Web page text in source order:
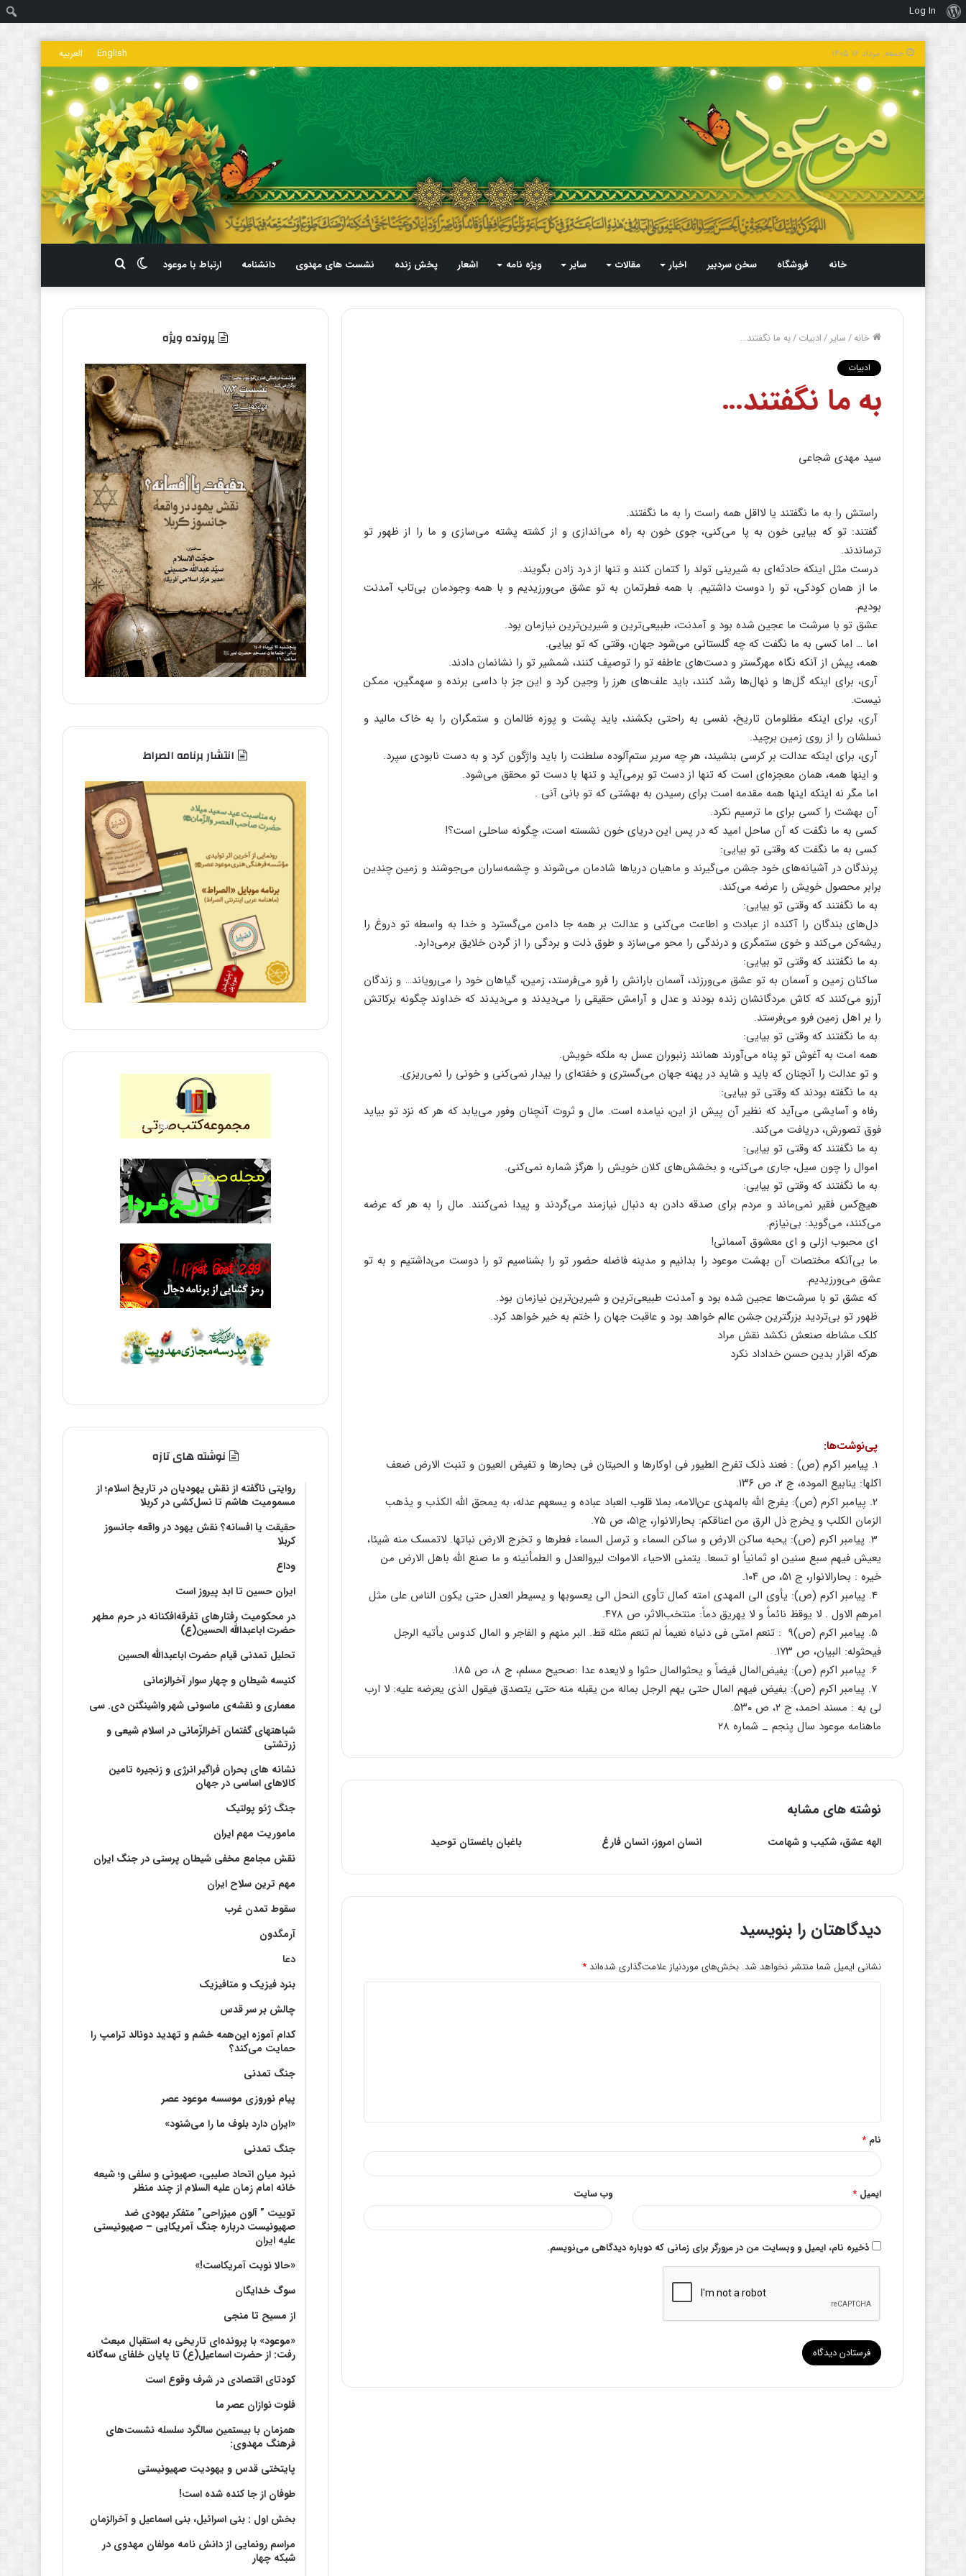
درباره
وردپرس
Log In
جمعه, مرداد ۱۶ ۱۴۰۵ English العربیه
خانه فروشگاه سخن سردبیر اخبار مقالات سایر ویژه نامه اشعار پخش زنده نشست های مهدوی دانشنامه ارتباط با موعود
برای
تغییر
پوسته
خانه/سایر /ادبیات/به‌ ما نگفتند…
ادبیات
به‌ ما نگفتند…
سید مهدی‌ شجاعی‌
راستش‌ را به‌ ما نگفتند یا لااقل‌ همه‌ راست‌ را به‌ ما نگفتند.
گفتند: تو که‌ بیایی‌ خون‌ به‌ پا می‌کنی‌، جوی‌ خون‌ به‌ راه‌ می‌اندازی‌ و از کشته‌ پشته‌ می‌سازی‌ و ما را از ظهور تو
ترساندند.
درست‌ مثل‌ اینکه‌ حادثه‌ای‌ به‌ شیرینی‌ تولد را کتمان‌ کنند و تنها از درد زادن‌ بگویند.
ما از همان‌ کودکی‌، تو را دوست‌ داشتیم‌. با همه‌ فطرتمان‌ به‌ تو عشق‌ می‌ورزیدیم‌ و با همه‌ وجودمان‌ بی‌تاب‌ آمدنت‌
بودیم‌.
عشق‌ تو با سرشت‌ ما عجین‌ شده‌ بود و آمدنت‌، طبیعی‌ترین‌ و شیرین‌ترین‌ نیازمان‌ بود.
اما … اما کسی‌ به‌ ما نگفت‌ که‌ چه‌ گلستانی‌ می‌شود جهان‌، وقتی‌ که‌ تو بیایی‌.
همه‌، پیش‌ از آنکه‌ نگاه‌ مهرگستر و دست‌های‌ عاطفه‌ تو را توصیف‌ کنند، شمشیر تو را نشانمان‌ دادند.
آری‌، برای‌ اینکه‌ گل‌ها و نهال‌ها رشد کنند، باید علف‌های‌ هرز را وجین‌ کرد و این‌ جز با داسی‌ برنده‌ و سهمگین‌، ممکن‌
نیست‌.
آری‌، برای‌ اینکه‌ مظلومان‌ تاریخ‌، نفسی‌ به‌ راحتی‌ بکشند، باید پشت‌ و پوزه‌ ظالمان‌ و ستمگران‌ را به‌ خاک‌ مالید و
نسلشان‌ را از روی‌ زمین‌ برچید.
آری‌، برای‌ اینکه‌ عدالت‌ بر کرسی‌ بنشیند، هر چه‌ سریر ستم‌آلوده‌ سلطنت‌ را باید واژگون‌ کرد و به‌ دست‌ نابودی‌ سپرد.
و اینها همه‌، همان‌ معجزه‌ای‌ است‌ که‌ تنها از دست‌ تو برمی‌آید و تنها با دست‌ تو محقق‌ می‌شود.
اما مگر نه‌ اینکه‌ اینها همه‌ مقدمه‌ است‌ برای‌ رسیدن‌ به‌ بهشتی‌ که‌ تو بانی‌ آنی‌ .
آن‌ بهشت‌ را کسی‌ برای‌ ما ترسیم‌ نکرد.
کسی‌ به‌ ما نگفت‌ که‌ آن‌ ساحل‌ امید که‌ در پس‌ این‌ دریای‌ خون‌ نشسته‌ است‌، چگونه‌ ساحلی‌ است‌؟!
کسی‌ به‌ ما نگفت‌ که‌ وقتی‌ تو بیایی‌:
پرندگان‌ در آشیانه‌های‌ خود جشن‌ می‌گیرند و ماهیان‌ دریاها شادمان‌ می‌شوند و چشمه‌ساران‌ می‌جوشند و زمین‌ چندین‌
برابر محصول‌ خویش‌ را عرضه‌ می‌کند.
به‌ ما نگفتند که‌ وقتی‌ تو بیایی‌:
دل‌های‌ بندگان‌ را آکنده‌ از عبادت‌ و اطاعت‌ می‌کنی‌ و عدالت‌ بر همه‌ جا دامن‌ می‌گسترد و خدا به‌ واسطه‌ تو دروغ‌ را
ریشه‌کن‌ می‌کند و خوی‌ ستمگری‌ و درندگی‌ را محو می‌سازد و طوق‌ ذلت‌ و بردگی‌ را از گردن‌ خلایق‌ برمی‌دارد.
به‌ ما نگفتند که‌ وقتی‌ تو بیایی‌:
ساکنان‌ زمین‌ و آسمان‌ به‌ تو عشق‌ می‌ورزند، آسمان‌ بارانش‌ را فرو می‌فرستد، زمین‌، گیاهان‌ خود را می‌رویاند… و زندگان‌
آرزو می‌کنند که‌ کاش‌ مردگانشان‌ زنده‌ بودند و عدل‌ و آرامش‌ حقیقی‌ را می‌دیدند و می‌دیدند که‌ خداوند چگونه‌ برکاتش‌
را بر اهل‌ زمین‌ فرو می‌فرستد.
به‌ ما نگفتند که‌ وقتی‌ تو بیایی‌:
همه‌ امت‌ به‌ آغوش‌ تو پناه‌ می‌آورند همانند زنبوران‌ عسل‌ به‌ ملکه‌ خویش‌.
و تو عدالت‌ را آنچنان‌ که‌ باید و شاید در پهنه‌ جهان‌ می‌گستری‌ و خفته‌ای‌ را بیدار نمی‌کنی‌ و خونی‌ را نمی‌ریزی‌.
به‌ ما نگفته‌ بودند که‌ وقتی‌ تو بیایی‌:
رفاه‌ و آسایشی‌ می‌آید که‌ نظیر آن‌ پیش‌ از این‌، نیامده‌ است‌. مال‌ و ثروت‌ آنچنان‌ وفور می‌یابد که‌ هر که‌ نزد تو بیاید
فوق‌ تصورش‌، دریافت‌ می‌کند.
به‌ ما نگفتند که‌ وقتی‌ تو بیایی‌:
اموال‌ را چون‌ سیل‌، جاری‌ می‌کنی‌، و بخشش‌های‌ کلان‌ خویش‌ را هرگز شماره‌ نمی‌کنی‌.
به‌ ما نگفتند که‌ وقتی‌ تو بیایی‌:
هیچ‌کس‌ فقیر نمی‌ماند و مردم‌ برای‌ صدقه‌ دادن‌ به‌ دنبال‌ نیازمند می‌گردند و پیدا نمی‌کنند. مال‌ را به‌ هر که‌ عرضه‌
می‌کنند، می‌گوید: بی‌نیازم‌.
ای‌ محبوب‌ ازلی‌ و ای‌ معشوق‌ آسمانی‌!
ما بی‌آنکه‌ مختصات‌ آن‌ بهشت‌ موعود را بدانیم‌ و مدینه‌ فاضله‌ حضور تو را بشناسیم‌ تو را دوست‌ می‌داشتیم‌ و به‌ تو
عشق‌ می‌ورزیدیم‌.
که‌ عشق‌ تو با سرشت‌ها عجین‌ شده‌ بود و آمدنت‌ طبیعی‌ترین‌ و شیرین‌ترین‌ نیازمان‌ بود.
ظهور تو بی‌تردید بزرگترین‌ جشن‌ عالم‌ خواهد بود و عاقبت‌ جهان‌ را ختم‌ به‌ خیر خواهد کرد.
کلک‌ مشاطه‌ صنعش‌ نکشد نقش‌ مراد
هرکه‌ اقرار بدین‌ حسن‌ خداداد نکرد
پی‌نوشت‌ها:
1. پیامبر اکرم‌ (ص) : فعند ذلک‌ تفرح‌ الطیور فی‌ اوکارها و الحیتان‌ فی‌ بحارها و تفیض‌ العیون‌ و تنبت‌ الارض‌ ضعف‌
اکلها: ینابیع‌ الموده‌، ج‌ ۲، ص‌ ۱۳۶.
2. پیامبر اکرم‌ (ص): یفرج‌ الله‌ بالمهدی‌ عن‌الامه‌، بملا قلوب‌ العباد عباده‌ و یسعهم‌ عدله‌، به‌ یمحق‌ الله‌ الکذب‌ و یذهب‌
الزمان‌ الکلب‌ و یخرج‌ ذل‌ الرق‌ من‌ اعناقکم‌: بحارالانوار، ج‌۵۱، ص‌ ۷۵.
3. پیامبر اکرم‌ (ص): یحبه‌ ساکن‌ الارض‌ و ساکن‌ السماء و ترسل‌ السماء فطرها و تخرج‌ الارض‌ نباتها. لاتمسک‌ منه‌ شیئا،
یعیش‌ فیهم‌ سبع‌ سنین‌ او ثمانیاً او تسعا. یتمنی‌ الاحیاء الاموات‌ لیروالعدل‌ و الطمأنینه‌ و ما صنع‌ الله‌ باهل‌ الارض‌ من‌
خیره‌ : بحارالانوار، ج‌ ۵۱، ص‌ ۱۰۴.
4. پیامبر اکرم‌ (ص): یأوی‌ الی‌ المهدی‌ امته‌ کمال‌ تأوی‌ النحل‌ الی‌ یعسوبها و یسیطر العدل‌ حتی‌ یکون‌ الناس‌ علی‌ مثل‌
امرهم‌ الاول‌ . لا یوقظ‌ نائماً و لا یهریق‌ دماً: منتخب‌الاثر، ص‌ ۴۷۸.
5. پیامبر اکرم‌ (ص)۹ : تنعم‌ امتی‌ فی‌ دنیاه‌ نعیماً لم‌ تنعم‌ مثله‌ قط‌. البر منهم‌ و الفاجر و المال‌ کدوس‌ یأتیه‌ الرجل‌
فیحثوله‌: البیان‌، ص‌ ۱۷۳.
7. پیامبر اکرم‌ (ص): یفیض‌ فیهم‌ المال‌ حتی‌ یهم‌ الرجل‌ بماله‌ من‌ یقبله‌ منه‌ حتی‌ یتصدق‌ فیقول‌ الذی‌ یعرضه‌ علیه‌: لا ارب‌
لی‌ به‌ : مسند احمد، ج‌ ۲، ص‌ ۵۳۰.
ماهنامه موعود سال پنجم _ شماره ۲۸
نوشته های مشابه
الهه عشق، شکیب و شهامت انسان امروز، انسان فارغ باغبان‌ باغستان‌ توحید
دیدگاهتان را بنویسید
نشانی ایمیل شما منتشر نخواهد شد. بخش‌های موردنیاز علامت‌گذاری شده‌اند *
*
نام *
ایمیل * وب‌ سایت
ذخیره نام، ایمیل و وبسایت من در مرورگر برای زمانی که دوباره دیدگاهی می‌نویسم.
پرونده ویژه
انتشار برنامه الصراط
نوشته های تازه
روایتی ناگفته از نقش یهودیان در تاریخ اسلام؛ از
مسمومیت هاشم تا نسل‌کشی در کربلا
حقیقت یا افسانه؟‌ نقش یهود در واقعه جانسوز
کربلا
وداع
ایران حسین تا ابد پیروز است
در محکومیت رفتارهای تفرقه‌افکنانه در حرم مطهر
حضرت اباعبدالله الحسین(ع)
تحلیل تمدنی قیام حضرت اباعبدالله الحسین
کنیسه شیطان و چهار سوار آخرالزمانی
معماری و نقشه‌ی ماسونی شهر واشينگتن دی. سی
شباهتهای گفتمان آخر‌الزّمانی در اسلام شیعی و
زرتشتی
نشانه های بحران فراگیر انرژی و زنجیره تامین
کالاهای اساسی در جهان
جنگ ژئو پولتیک
ماموریت مهم ایران
نقش مجامع مخفی شیطان پرستی در جنگ ایران
مهم ترین سلاح ایران
سقوط تمدن غرب
آرمگدون
دعا
بنرد فیزیک و متافیزیک
چالش بر سر قدس
کدام آموزه این‌همه خشم و تهدید دونالد ترامپ را
حمایت می‌کند؟
جنگ تمدنی
پیام نوروزی موسسه موعود عصر
«ایران دارد بلوف ما را می‌شنود»
جنگ تمدنی
نبرد میان اتحاد صلیبی، صهیونی و سلفی و؛ شیعه
خانه امام زمان علیه السلام از چند منظر
توییت ” آلون میزراحی” متفکر یهودی ضد
صهیونیست درباره جنگ آمریکایی – صهیونیستی
علیه ایران
«حالا نوبت آمریکاست!»
سوگ خدایگان
از مسیح تا منجی
«موعود» با پرونده‌ای تاریخی به استقبال مبعث
رفت: از حضرت اسماعیل(ع) تا پایان خلفای سه‌گانه
کودتای اقتصادی در شرف وقوع است
فلوت نوازان عصر ما
همزمان با بیستمین سالگرد سلسله نشست‌های
فرهنگ مهدوی:‌
پایتختی قدس و یهودیت صهیونیستی
طوفان از جا کنده شده است!
بخش اول : بنی اسرائیل، بنی اسماعیل و آخرالزمان
مراسم رونمایی از دانش نامه مولفان مهدوی در
شبکه چهار